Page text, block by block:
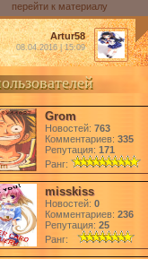
перейти к материалу
Artur58
08.04.2016 | 15:09
Grom
Новостей: 763
Комментариев: 335
Репутация: 171
Ранг:
misskiss
Новостей: 0
Комментариев: 236
Репутация: 25
Ранг: